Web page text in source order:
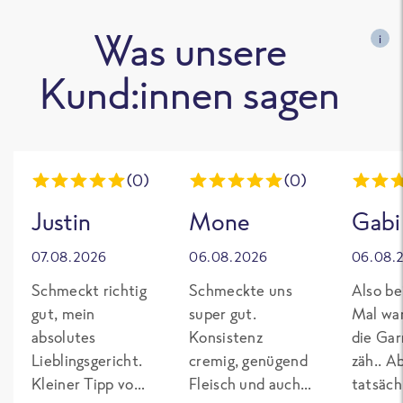
Was unsere
Kund:innen sagen
i
(0)
Justin
07.08.2026
Schmeckt richtig
gut, mein
absolutes
Lieblingsgericht.
Kleiner Tipp von
(0)
Mone
06.08.2026
Schmeckte uns
super gut.
Konsistenz
cremig, genügend
Fleisch und auch
Gabi
Also
Mal
die
zäh..